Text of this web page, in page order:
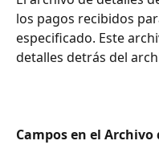
los pagos recibidos
especificado. Este
detalles detrás del
Campos en el Archivo